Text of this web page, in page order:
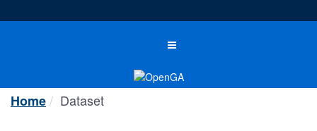
al
Toggle
Home Dataset